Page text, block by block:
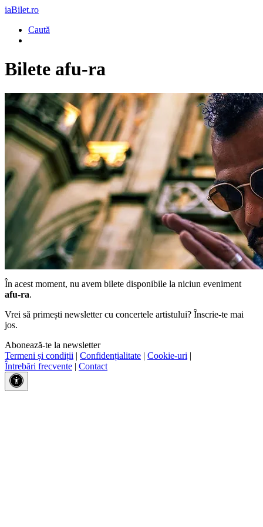
iaBilet.ro
Caută
Bilete afu-ra
În acest moment, nu avem bilete disponibile la niciun eveniment
afu-ra.
Vrei să primești newsletter cu concertele artistului? Înscrie-te mai
jos.
Abonează-te la newsletter
Termeni și condiții | Confidențialitate | Cookie-uri |
Întrebări frecvente | Contact